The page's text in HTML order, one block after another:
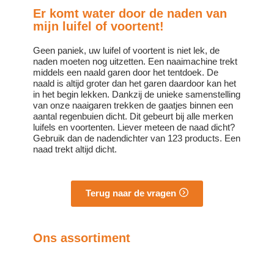
Er komt water door de naden van
mijn luifel of voortent!
Geen paniek, uw luifel of voortent is niet lek, de
naden moeten nog uitzetten. Een naaimachine trekt
middels een naald garen door het tentdoek. De
naald is altijd groter dan het garen daardoor kan het
in het begin lekken. Dankzij de unieke samenstelling
van onze naaigaren trekken de gaatjes binnen een
aantal regenbuien dicht. Dit gebeurt bij alle merken
luifels en voortenten. Liever meteen de naad dicht?
Gebruik dan de nadendichter van 123 products. Een
naad trekt altijd dicht.
Terug naar de vragen
Ons assortiment